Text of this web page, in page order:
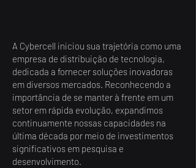
A Cybercell iniciou sua trajetória como uma
empresa de distribuição de tecnologia,
dedicada a fornecer soluções inovadoras
em diversos mercados. Reconhecendo a
importância de se manter à frente em um
setor em rápida evolução, expandimos
continuamente nossas capacidades na
última década por meio de investimentos
significativos em pesquisa e
desenvolvimento.